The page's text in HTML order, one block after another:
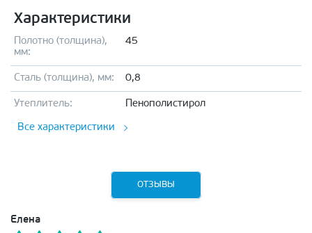
Характеристики
Полотно (толщина),
мм:
45
Сталь (толщина), мм: 0,8
Утеплитель: Пенополистирол
Все характеристики
ОТЗЫВЫ
Елена